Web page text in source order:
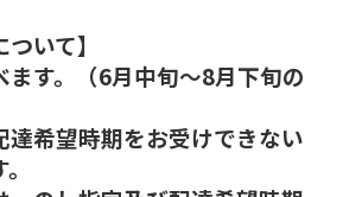
いて】
す。（6月中旬～8月下旬の
希望時期をお受けできない